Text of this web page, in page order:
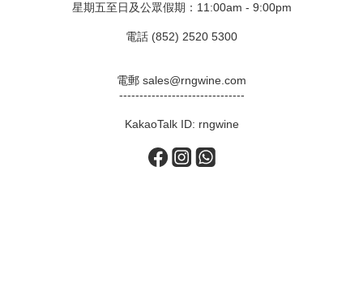
星期五至日及公眾假期：11:00am - 9:00pm
電話 (852) 2520 5300
電郵 sales@rngwine.com
-------------------------------
KakaoTalk ID: rngwine